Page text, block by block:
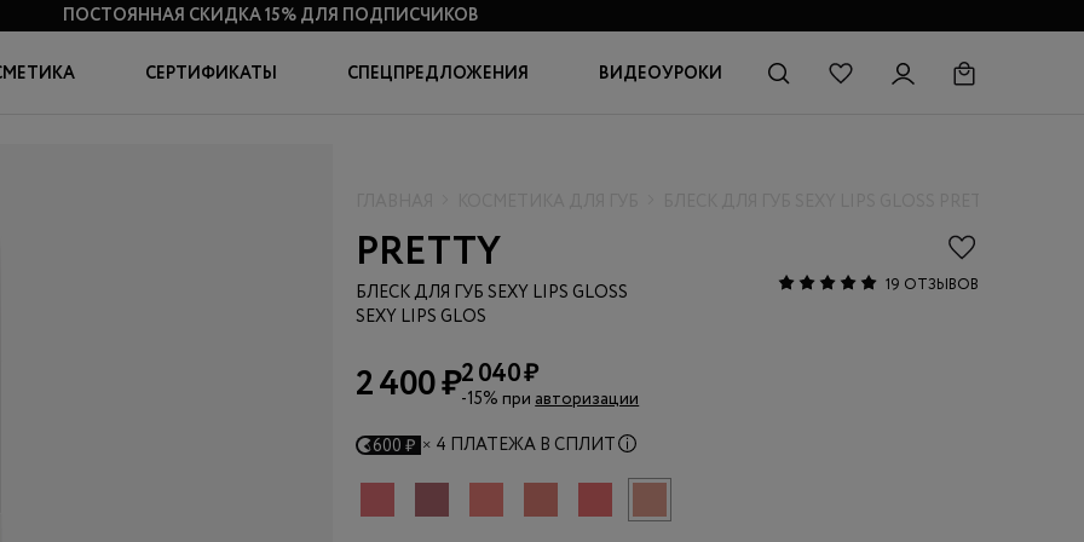
ПОСТОЯННАЯ СКИДКА 15% ДЛЯ ПОДПИСЧИКОВ
СЕРТИФИКАТЫ СПЕЦПРЕДЛОЖЕНИЯ ВИДЕОУРОКИ
PRETTY
БЛЕСК ДЛЯ ГУБ SEXY LIPS GLOSS
SEXY LIPS GLOS
19 ОТЗЫВОВ
2 400 ₽2 040 ₽
-15% приавторизации
600 ₽ × 4 ПЛАТЕЖА В СПЛИТ